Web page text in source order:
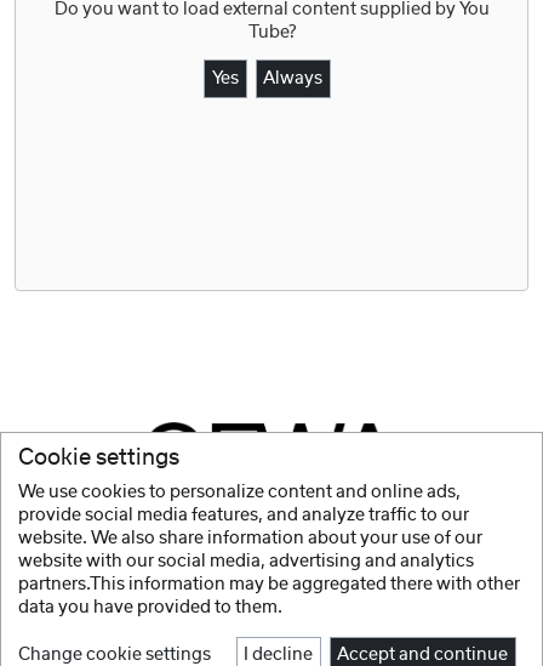
Do you want to load external content supplied by You
Tube?
Yes Always
Cookie settings
We use cookies to personalize content and online ads,
provide social media features, and analyze traffic to our
website. We also share information about your use of our
website with our social media, advertising and analytics
partners.This information may be aggregated there with other
data you have provided to them.
Change cookie settings I decline Accept and continue